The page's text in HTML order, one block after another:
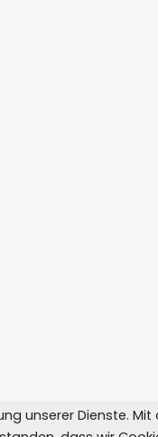
unserer Dienste. Mit